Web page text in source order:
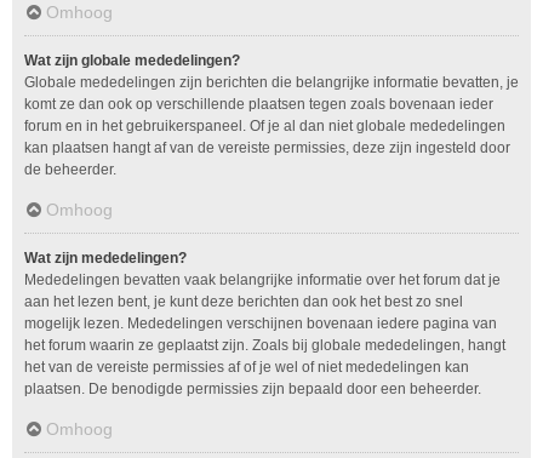
Omhoog
Wat zijn globale mededelingen?
Globale mededelingen zijn berichten die belangrijke informatie bevatten, je
komt ze dan ook op verschillende plaatsen tegen zoals bovenaan ieder
forum en in het gebruikerspaneel. Of je al dan niet globale mededelingen
kan plaatsen hangt af van de vereiste permissies, deze zijn ingesteld door
de beheerder.
Omhoog
Wat zijn mededelingen?
Mededelingen bevatten vaak belangrijke informatie over het forum dat je
aan het lezen bent, je kunt deze berichten dan ook het best zo snel
mogelijk lezen. Mededelingen verschijnen bovenaan iedere pagina van
het forum waarin ze geplaatst zijn. Zoals bij globale mededelingen, hangt
het van de vereiste permissies af of je wel of niet mededelingen kan
plaatsen. De benodigde permissies zijn bepaald door een beheerder.
Omhoog